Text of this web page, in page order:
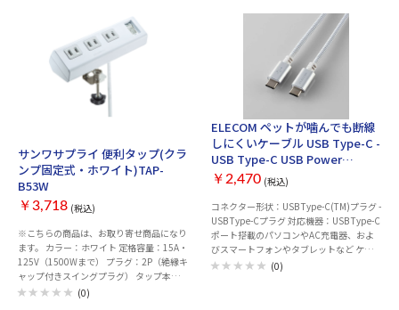
15V/3A, 20V/5A） ・同時に利用時： （2
ポート）USB-C②③：PD65W+PD65W
（3ポート）USB-C①②③：
PD20W+PD30W+PD65W （4ポート）
USB-A+USB-C①②③：
10W+10W+PD30W+PD65W 合計出力：
130W カラー：ホワイト 材質：プラスチッ
ク 外形寸法：69(W) x 87(H) x 32(D) mm
サンワサプライ 便利タップ(クラ
ンプ固定式・ホワイト)TAP-
B53W
￥3,718 (税込)
※こちらの商品は、お取り寄せ商品になり
ます。 カラー：ホワイト 定格容量：15A・
125V（1500Wまで） プラグ：2P（絶縁キ
ャップ付きスイングプラグ） タップ本
体： 差込口（2P・6個口）/前面3個口
(0)
ELECOM ペットが噛んでも断線
しにくいケーブル USB Type-C -
USB Type-C USB Power
Delivery対応[PET-CCMT15WH]
￥2,470 (税込)
コネクター形状：USB Type-C(TM)プラグ -
USB Type-Cプラグ 対応機器：USB Type-C
ポート搭載のパソコンやAC充電器、およ
びスマートフォンやタブレットなど ケー
ブル長：約1.5m ※コネクター含まず ケ
(0)